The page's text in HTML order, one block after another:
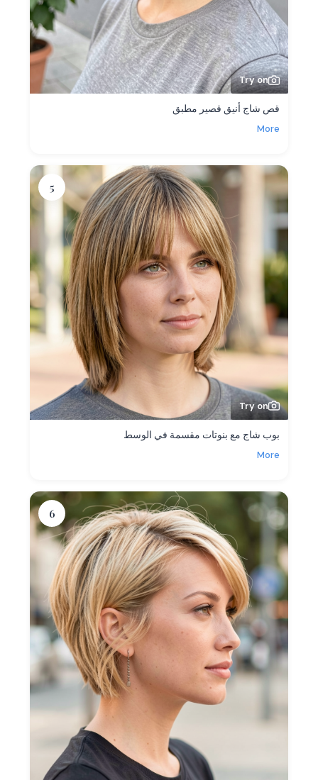
Try on
قص شاج أنيق قصير مطبق
More
5
Try on
بوب شاج مع بنوتات مقسمة في الوسط
More
6